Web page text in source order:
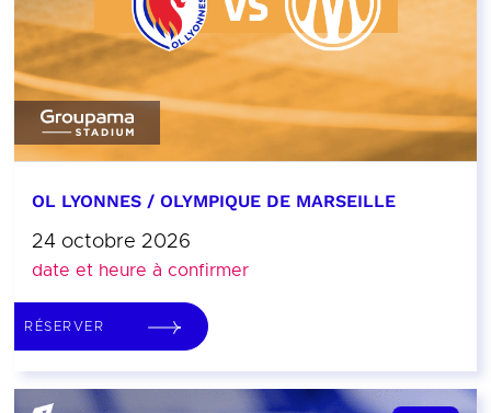
OL LYONNES / OLYMPIQUE DE MARSEILLE
24 octobre 2026
date et heure à confirmer
RÉSERVER